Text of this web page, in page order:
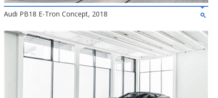
Audi PB18 E-Tron Concept, 2018